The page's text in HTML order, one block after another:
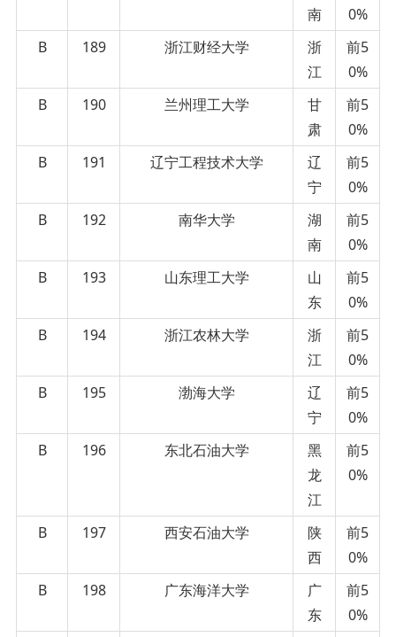
南
0%
B
189 浙江财经大学
浙
江
前5
0%
B
190 兰州理工大学
甘
肃
前5
0%
B
191 辽宁工程技术大学
辽
宁
前5
0%
B
192 南华大学
湖
南
前5
0%
B
193 山东理工大学
山
东
前5
0%
B
194 浙江农林大学
浙
江
前5
0%
B
195 渤海大学
辽
宁
前5
0%
B
196 东北石油大学
黑
龙
江
前5
0%
B 197 西安石油大学
陕
西
前5
0%
B
198 广东海洋大学
广
东
前5
0%